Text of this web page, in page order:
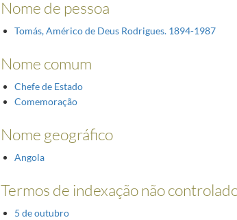
Nome de pessoa
Tomás, Américo de Deus Rodrigues. 1894-1987
Nome comum
Chefe de Estado
Comemoração
Nome geográfico
Angola
Termos de indexação não
5 de outubro